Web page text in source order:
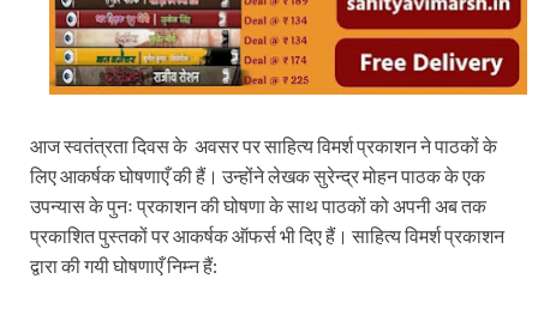
आज स्वतंत्रता दिवस के अवसर पर साहित्य विमर्श प्रकाशन ने पाठकों के
लिए आकर्षक घोषणाएँ की हैं। उन्होंने लेखक सुरेन्द्र मोहन पाठक के एक
उपन्यास के पुनः प्रकाशन की घोषणा के साथ पाठकों को अपनी अब तक
प्रकाशित पुस्तकों पर आकर्षक ऑफर्स भी दिए हैं। साहित्य विमर्श प्रकाशन
द्वारा की गयी घोषणाएँ निम्न हैं: